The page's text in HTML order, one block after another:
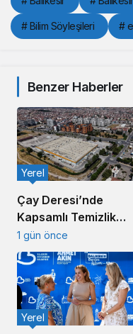
# Bilim Söyleşileri #
Benzer Haberler
Çay Deresi’nde
Kapsamlı Temizlik
Çalışması Başlatıldı
Yerel
1 gün önce
Yerel